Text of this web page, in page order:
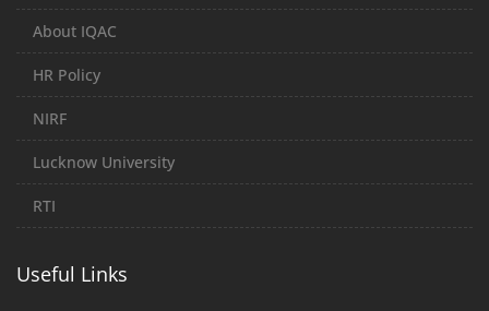
About IQAC
HR Policy
NIRF
Lucknow University
RTI
Useful Links